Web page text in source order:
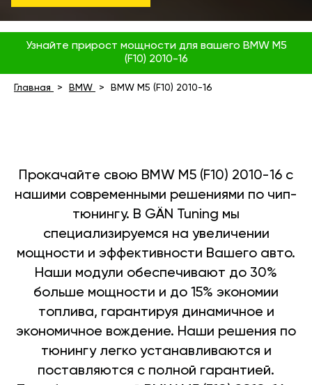
Узнайте прирост мощности для вашего BMW M5
(F10) 2010-16
Главная BMW BMW M5 (F10) 2010-16
Прокачайте свою BMW M5 (F10) 2010-16 с
нашими современными решениями по чип-
тюнингу. В GÄN Tuning мы
специализируемся на увеличении
мощности и эффективности Вашего авто.
Наши модули обеспечивают до 30%
больше мощности и до 15% экономии
топлива, гарантируя динамичное и
экономичное вождение. Наши решения по
тюнингу легко устанавливаются и
поставляются с полной гарантией.